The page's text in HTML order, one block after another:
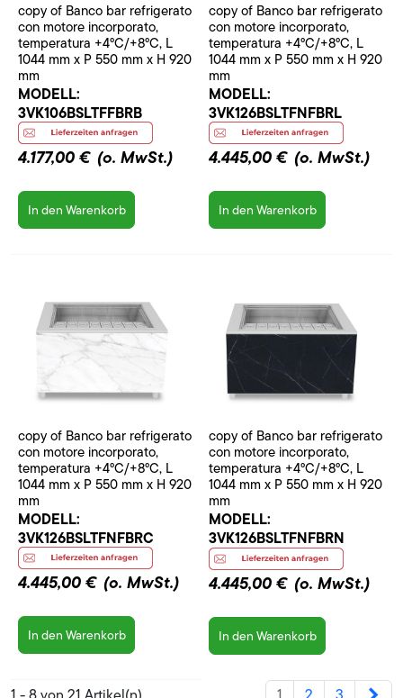
copy of Banco bar refrigerato
con motore incorporato,
temperatura +4°C/+8°C, L
1044 mm x P 550 mm x H 920
mm
MODELL:
3VK106BSLTFFBRB
4.177,00 € (o. MwSt.)
In den Warenkorb
copy of Banco bar refrigerato
con motore incorporato,
temperatura +4°C/+8°C, L
1044 mm x P 550 mm x H 920
mm
MODELL:
3VK126BSLTFNFBRL
4.445,00 € (o. MwSt.)
In den Warenkorb
copy of Banco bar refrigerato
con motore incorporato,
temperatura +4°C/+8°C, L
1044 mm x P 550 mm x H 920
mm
MODELL:
3VK126BSLTFNFBRC
4.445,00 € (o. MwSt.)
In den Warenkorb
copy of Banco bar refrigerato
con motore incorporato,
temperatura +4°C/+8°C, L
1044 mm x P 550 mm x H 920
mm
MODELL:
3VK126BSLTFNFBRN
4.445,00 € (o. MwSt.)
In den Warenkorb